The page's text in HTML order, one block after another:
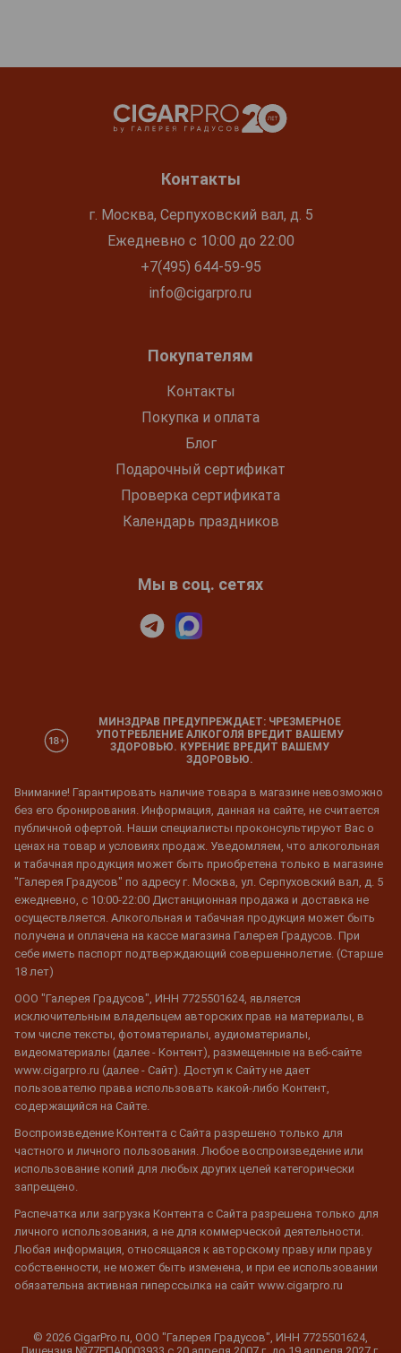
Контакты
г. Москва, Серпуховский вал, д. 5
Ежедневно с 10:00 до 22:00
+7(495) 644-59-95
info@cigarpro.ru
Покупателям
Контакты
Покупка и оплата
Блог
Подарочный сертификат
Проверка сертификата
Календарь праздников
Мы в соц. сетях
МИНЗДРАВ ПРЕДУПРЕЖДАЕТ: ЧРЕЗМЕРНОЕ
УПОТРЕБЛЕНИЕ АЛКОГОЛЯ ВРЕДИТ ВАШЕМУ
ЗДОРОВЬЮ. КУРЕНИЕ ВРЕДИТ ВАШЕМУ
ЗДОРОВЬЮ.
Внимание! Гарантировать наличие товара в магазине невозможно
без его бронирования. Информация, данная на сайте, не считается
публичной офертой. Наши специалисты проконсультируют Вас о
ценах на товар и условиях продаж. Уведомляем, что алкогольная
и табачная продукция может быть приобретена только в магазине
"Галерея Градусов" по адресу г. Москва, ул. Серпуховский вал, д. 5
ежедневно, с 10:00-22:00 Дистанционная продажа и доставка не
осуществляется. Алкогольная и табачная продукция может быть
получена и оплачена на кассе магазина Галерея Градусов. При
себе иметь паспорт подтверждающий совершеннолетие. (Старше
18 лет)
ООО "Галерея Градусов", ИНН 7725501624, является
исключительным владельцем авторских прав на материалы, в
том числе тексты, фотоматериалы, аудиоматериалы,
видеоматериалы (далее - Контент), размещенные на веб-сайте
www.cigarpro.ru (далее - Сайт). Доступ к Сайту не дает
пользователю права использовать какой-либо Контент,
содержащийся на Сайте.
Воспроизведение Контента с Сайта разрешено только для
частного и личного пользования. Любое воспроизведение или
использование копий для любых других целей категорически
запрещено.
Распечатка или загрузка Контента с Сайта разрешена только для
личного использования, а не для коммерческой деятельности.
Любая информация, относящаяся к авторскому праву или праву
собственности, не может быть изменена, и при ее использовании
обязательна активная гиперссылка на сайт www.cigarpro.ru
© 2026 CigarPro.ru, ООО "Галерея Градусов", ИНН 7725501624,